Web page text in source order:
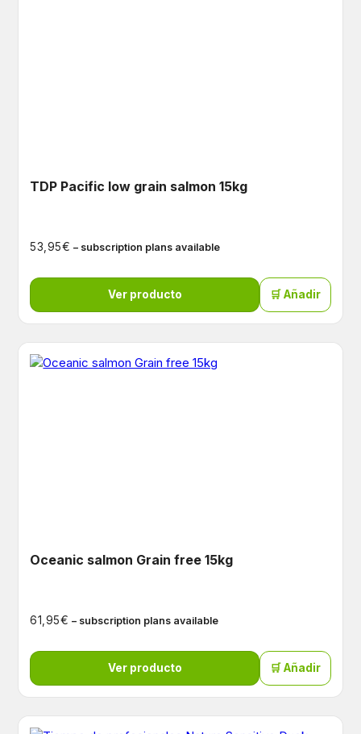
TDP Pacific low grain salmon 15kg
53,95€ – subscription plans available
Ver producto 🛒 Añadir
Oceanic salmon Grain free 15kg
61,95€ – subscription plans available
Ver producto 🛒 Añadir